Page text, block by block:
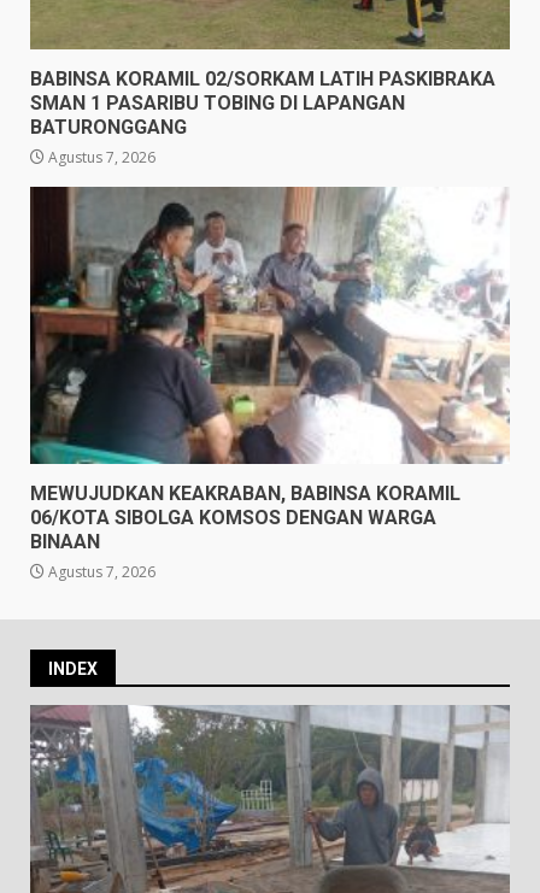
BABINSA KORAMIL 02/SORKAM LATIH PASKIBRAKA
SMAN 1 PASARIBU TOBING DI LAPANGAN
BATURONGGANG
Agustus 7, 2026
MEWUJUDKAN KEAKRABAN, BABINSA KORAMIL
06/KOTA SIBOLGA KOMSOS DENGAN WARGA
BINAAN
Agustus 7, 2026
INDEX